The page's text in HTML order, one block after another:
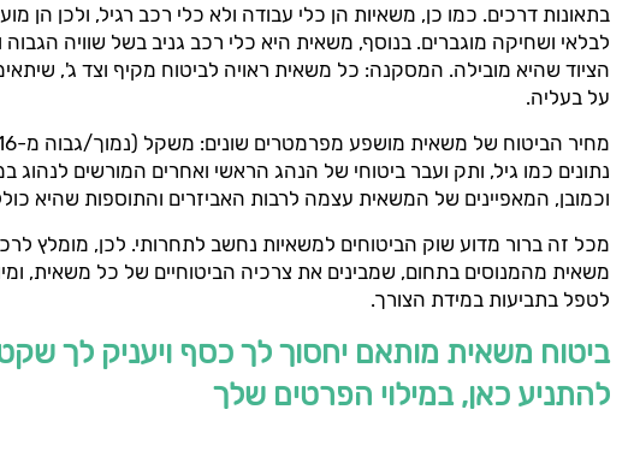
בתאונות דרכים. כמו כן, משאיות הן כלי עבודה ולא כלי רכב רגיל, ולכן הן
לבלאי ושחיקה מוגברים. בנוסף, משאית היא כלי רכב גניב בשל שוויה הגבוה
הציוד שהיא מובילה. המסקנה: כל משאית ראויה לביטוח מקיף וצד ג',
על בעליה.
נתונים כמו גיל, ותק ועבר ביטוחי של הנהג הראשי ואחרים המורשים לנהוג
וכמובן, המאפיינים של המשאית עצמה לרבות האביזרים והתוספות שהיא
מכל זה ברור מדוע שוק הביטוחים למשאיות נחשב לתחרותי. לכן, מומלץ
משאית מהמנוסים בתחום, שמבינים את צרכיה הביטוחיים של כל משאית,
לטפל בתביעות במידת הצורך.
ביטוח משאית מותאם יחסוך לך כסף ויעניק לך
להתניע כאן, במילוי הפרטים שלך